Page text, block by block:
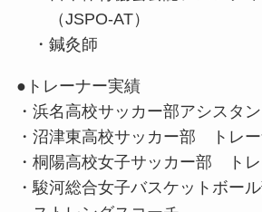
（JSPO-AT）
・鍼灸師
●トレーナー実績
・浜名高校サッカー部アシスタ
・沼津東高校サッカー部 トレ
・桐陽高校女子サッカー部 ト
・駿河総合女子バスケットボー